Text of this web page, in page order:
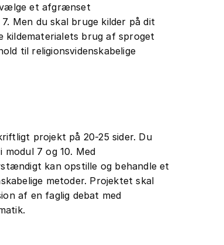
vælge et afgrænset
Men du skal bruge kilder på dit
kildematerialets brug af sproget
til religionsvidenskabelige
projekt på 20-25 sider. Du
modul 7 og 10. Med
kan opstille og behandle et
metoder. Projektet skal
af en faglig debat med